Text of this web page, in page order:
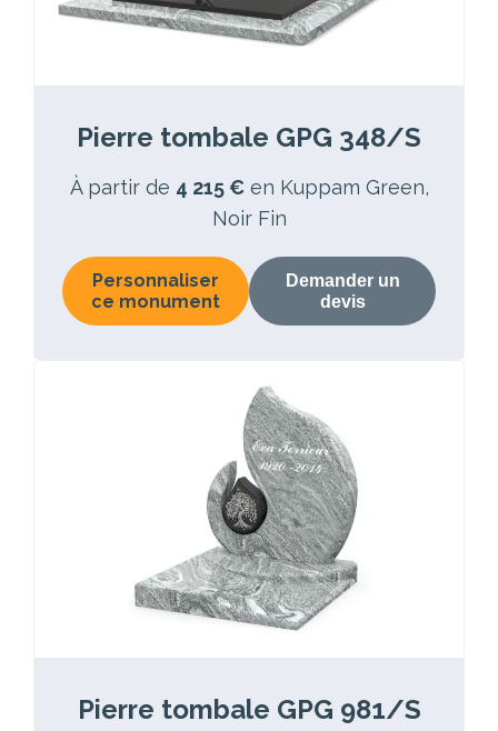
Pierre tombale GPG 348/S
À partir de 4 215 € en Kuppam Green,
Noir Fin
Personnaliser
ce monument
Demander un
devis
Pierre tombale GPG 981/S